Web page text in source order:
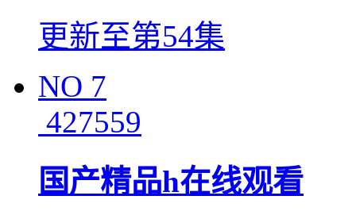
更新至第54集
NO 7
427559
国产精品h在线观看